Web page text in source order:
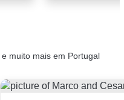
muito mais em Portugal